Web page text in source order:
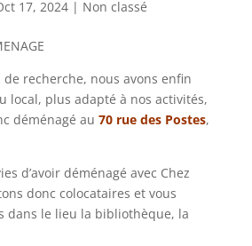
17, 2024| Non classé
de recherche, nous avons enfin
local, plus adapté à nos activités,
déménagé au 70 rue des Postes,
d’avoir déménagé avec Chez
donc colocataires et vous
dans le lieu la bibliothèque, la